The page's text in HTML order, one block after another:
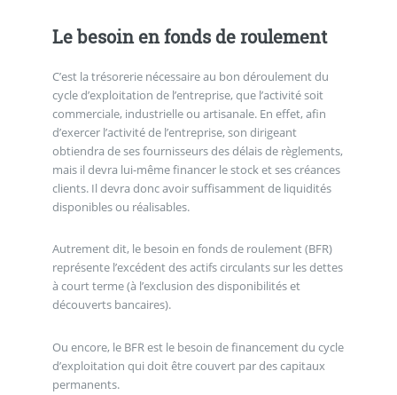
Le besoin en fonds de roulement
C’est la trésorerie nécessaire au bon déroulement du
cycle d’exploitation de l’entreprise, que l’activité soit
commerciale, industrielle ou artisanale. En effet, afin
d’exercer l’activité de l’entreprise, son dirigeant
obtiendra de ses fournisseurs des délais de règlements,
mais il devra lui-même financer le stock et ses créances
clients. Il devra donc avoir suffisamment de liquidités
disponibles ou réalisables.
Autrement dit, le besoin en fonds de roulement (BFR)
représente l’excédent des actifs circulants sur les dettes
à court terme (à l’exclusion des disponibilités et
découverts bancaires).
Ou encore, le BFR est le besoin de financement du cycle
d’exploitation qui doit être couvert par des capitaux
permanents.